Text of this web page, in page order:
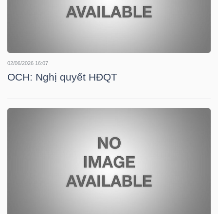
02/06/2026 16:07
OCH: Nghị quyết HĐQT
THIẾT
YẾU